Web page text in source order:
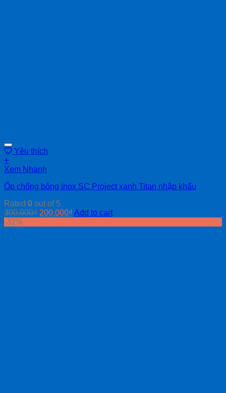
Yêu thích
+
Xem Nhanh
Ốp chống bỏng inox SC Project xanh Titan nhập khẩu
Rated 0 out of 5
300,000₫ 200,000₫ Add to cart
-32%